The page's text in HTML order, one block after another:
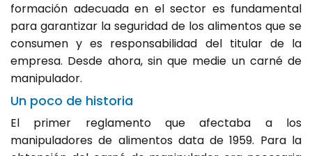
formación adecuada en el sector es fundamental
para garantizar la seguridad de los alimentos que se
consumen y es responsabilidad del titular de la
empresa. Desde ahora, sin que medie un carné de
manipulador.
Un poco de historia
El primer reglamento que afectaba a los
manipuladores de alimentos data de 1959. Para la